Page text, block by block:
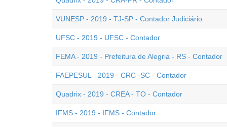
VUNESP - 2019 - TJ-SP - Contador Judiciário
UFSC - 2019 - UFSC - Contador
FEMA - 2019 - Prefeitura de Alegria - RS - Contador
FAEPESUL - 2019 - CRC -SC - Contador
Quadrix - 2019 - CREA - TO - Contador
IFMS - 2019 - IFMS - Contador